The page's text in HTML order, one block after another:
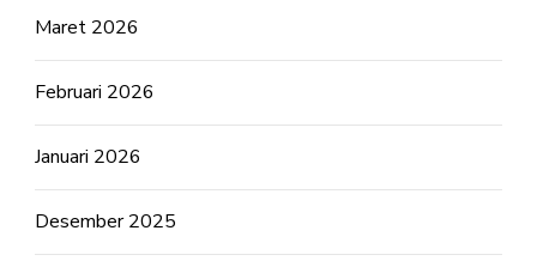
Maret 2026
Februari 2026
Januari 2026
Desember 2025